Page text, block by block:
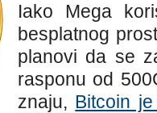
Iako Mega
besplatnog
planovi da se
rasponu od
znaju, Bitcoin